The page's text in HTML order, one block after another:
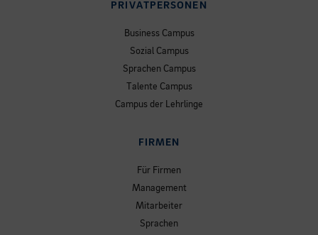
PRIVATPERSONEN
Business Campus
Sozial Campus
Sprachen Campus
Talente Campus
Campus der Lehrlinge
FIRMEN
Für Firmen
Management
Mitarbeiter
Sprachen